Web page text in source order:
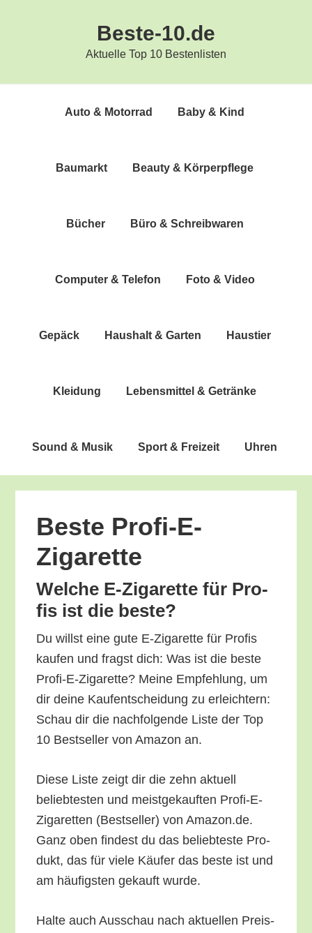
Beste-10.de
Aktuelle Top 10 Bestenlisten
Auto & Motorrad Baby & Kind
Bau­markt Beau­ty & Körperpflege
Bücher Büro & Schreibwaren
Com­pu­ter & Telefon Foto & Video
Gepäck Haus­halt & Garten Haus­tier
Klei­dung Lebens­mit­tel & Getränke
Sound & Musik Sport & Freizeit Uhren
Bes­te Profi-E-
Zigarette
Wel­che E‑Zigarette für Pro­
fis ist die beste?
Du willst eine gute E‑Zigarette für Pro­fis
kau­fen und fragst dich: Was ist die bes­te
Pro­fi-E-Ziga­ret­te? Mei­ne Emp­feh­lung, um
dir dei­ne Kauf­ent­schei­dung zu erleich­tern:
Schau dir die nach­fol­gen­de Lis­te der Top
10 Best­sel­ler von Ama­zon an.
Die­se Lis­te zeigt dir die zehn aktu­ell
belieb­tes­ten und meist­ge­kauf­ten Pro­fi-E-
Ziga­ret­ten (Best­sel­ler) von Amazon.de.
Ganz oben fin­dest du das belieb­tes­te Pro­
dukt, das für vie­le Käu­fer das bes­te ist und
am häu­figs­ten gekauft wurde.
Hal­te auch Aus­schau nach aktu­el­len Preis­